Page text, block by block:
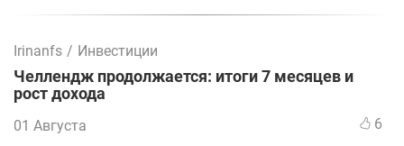
Irinanfs / Инвестиции
Челлендж продолжается: итоги 7 месяцев и
рост дохода
01 Августа 6